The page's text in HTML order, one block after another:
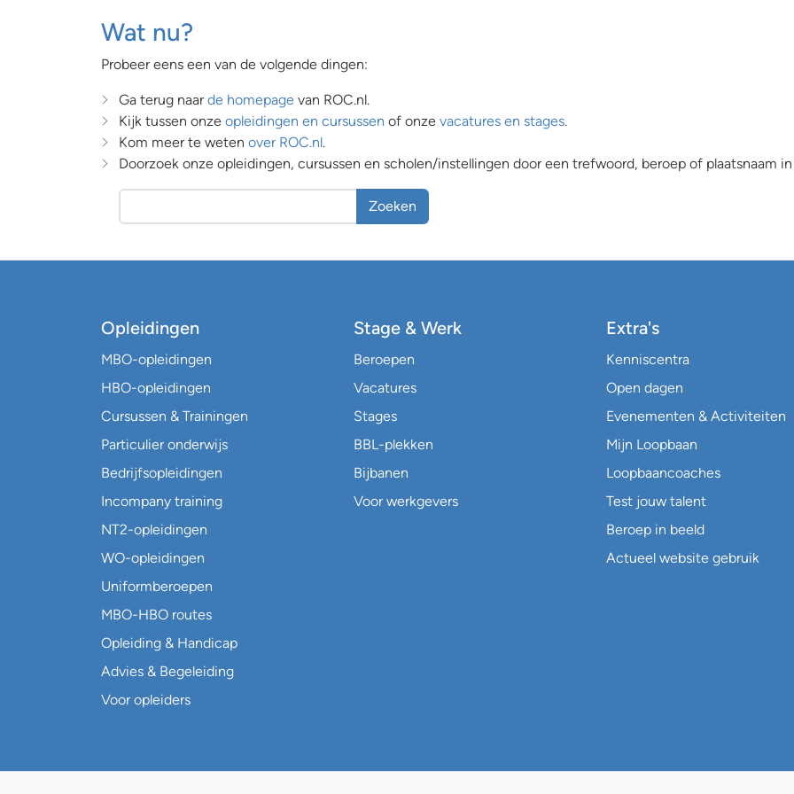
Wat nu?
Probeer eens een van de volgende dingen:
Ga terug naar de homepage van ROC.nl.
Kijk tussen onze opleidingen en cursussen of onze vacatures en stages.
Kom meer te weten over ROC.nl.
Doorzoek onze opleidingen, cursussen en scholen/instellingen door een trefwoord, beroep of plaatsnaam
Zoeken
Opleidingen
MBO-opleidingen
HBO-opleidingen
Cursussen & Trainingen
Particulier onderwijs
Bedrijfsopleidingen
Incompany training
NT2-opleidingen
WO-opleidingen
Uniformberoepen
MBO-HBO routes
Opleiding & Handicap
Advies & Begeleiding
Voor opleiders
Stage & Werk
Beroepen
Vacatures
Stages
BBL-plekken
Bijbanen
Voor werkgevers
Extra's
Kenniscentra
Open dagen
Evenementen & Activiteiten
Mijn Loopbaan
Loopbaancoaches
Test jouw talent
Beroep in beeld
Actueel website gebruik